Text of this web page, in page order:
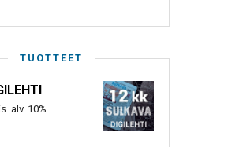
TUOTTEET
alv. 10%